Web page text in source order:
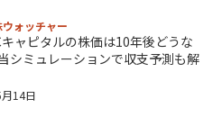
ォッチャー
ャピタルの株価は10年後どうな
シミュレーションで収支予測も解
14日